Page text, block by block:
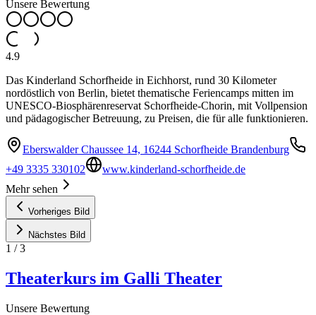
Unsere Bewertung
4.9
Das Kinderland Schorfheide in Eichhorst, rund 30 Kilometer
nordöstlich von Berlin, bietet thematische Feriencamps mitten im
UNESCO-Biosphärenreservat Schorfheide-Chorin, mit Vollpension
und pädagogischer Betreuung, zu Preisen, die für alle funktionieren.
Eberswalder Chaussee 14, 16244 Schorfheide Brandenburg
+49 3335 330102
www.kinderland-schorfheide.de
Mehr sehen
Vorheriges Bild
Nächstes Bild
1 /3
Theaterkurs im Galli Theater
Unsere Bewertung